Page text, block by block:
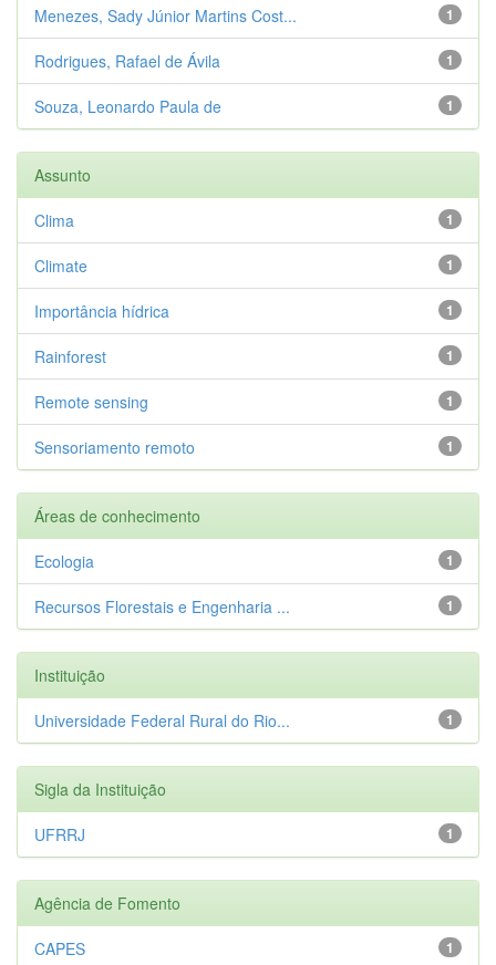
1
Menezes, Sady Júnior Martins Cost...
1
Rodrigues, Rafael de Ávila
1
Souza, Leonardo Paula de
Assunto
1
Clima
1
Climate
1
Importância hídrica
1
Rainforest
1
Remote sensing
1
Sensoriamento remoto
Áreas de conhecimento
1
Ecologia
1
Recursos Florestais e Engenharia ...
Instituição
1
Universidade Federal Rural do Rio...
Sigla da Instituição
1
UFRRJ
Agência de Fomento
1
CAPES